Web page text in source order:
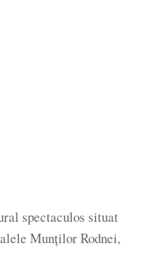
spectaculos situat
Munților Rodnei,